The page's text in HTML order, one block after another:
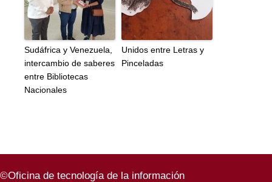
Sudáfrica y Venezuela,
intercambio de saberes
entre Bibliotecas
Nacionales
Unidos entre Letras y
Pinceladas
©Oficina de tecnología de la información